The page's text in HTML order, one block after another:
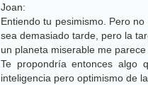
Joan:
Entiendo tu pesimismo. Pero
sea demasiado tarde, pero la
un planeta miserable me
Te propondría entonces algo
inteligencia pero optimismo de